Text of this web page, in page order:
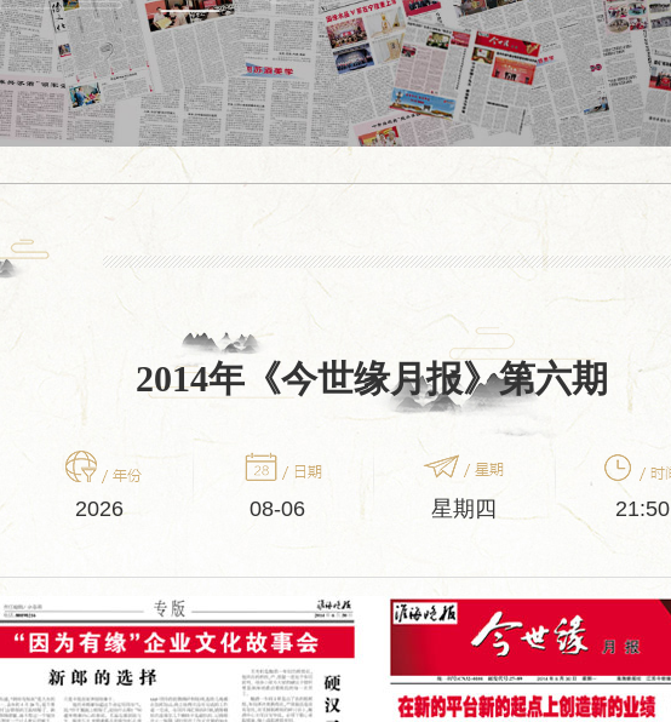
2014年《今世缘月报》第六期
2026 08-06 星期四 21:50